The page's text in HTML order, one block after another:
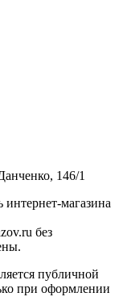
146/1
интернет-магазина
без
публичной
при оформлении